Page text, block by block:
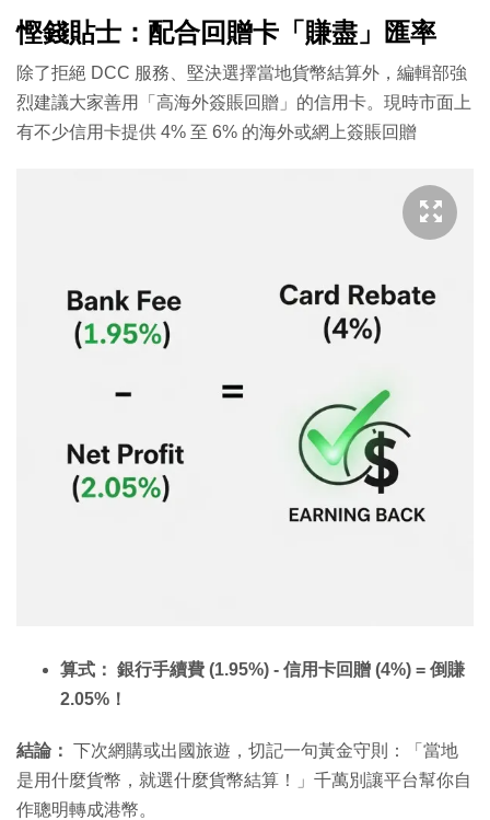
慳錢貼士：配合回贈卡「賺盡」匯率
除了拒絕 DCC 服務、堅決選擇當地貨幣結算外，編輯部強
烈建議大家善用「高海外簽賬回贈」的信用卡。現時市面上
有不少信用卡提供 4% 至 6% 的海外或網上簽賬回贈
算式： 銀行手續費 (1.95%) - 信用卡回贈 (4%) = 倒賺
2.05%！
結論： 下次網購或出國旅遊，切記一句黃金守則：「當地
是用什麼貨幣，就選什麼貨幣結算！」千萬別讓平台幫你自
作聰明轉成港幣。